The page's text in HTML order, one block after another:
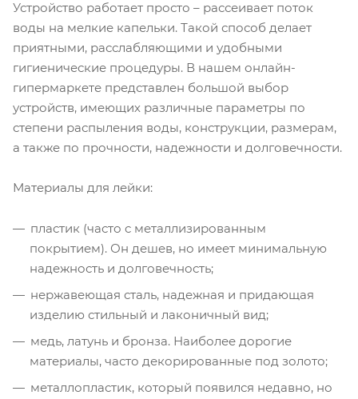
Устройство работает просто – рассеивает поток
воды на мелкие капельки. Такой способ делает
приятными, расслабляющими и удобными
гигиенические процедуры. В нашем онлайн-
гипермаркете представлен большой выбор
устройств, имеющих различные параметры по
степени распыления воды, конструкции, размерам,
а также по прочности, надежности и долговечности.
Материалы для лейки:
пластик (часто с металлизированным
покрытием). Он дешев, но имеет минимальную
надежность и долговечность;
нержавеющая сталь, надежная и придающая
изделию стильный и лаконичный вид;
медь, латунь и бронза. Наиболее дорогие
материалы, часто декорированные под золото;
металлопластик, который появился недавно, но